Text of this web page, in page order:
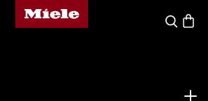
Miele-Homepage
Suche